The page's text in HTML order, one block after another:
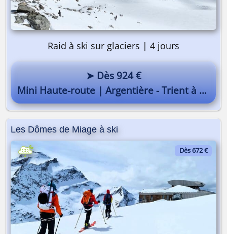
Raid à ski sur glaciers | 4 jours
➤ Dès 924 €
Mini Haute-route | Argentière - Trient à ski
Les Dômes de Miage à ski
Dès 672 €